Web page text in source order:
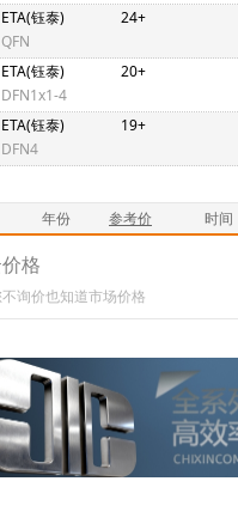
ETA(钰泰)
QFN
24+
ETA(钰泰)
DFN1x1-4
20+
ETA(钰泰)
DFN4
19+
年份 参考价 时间
格
询价也知道市场价格